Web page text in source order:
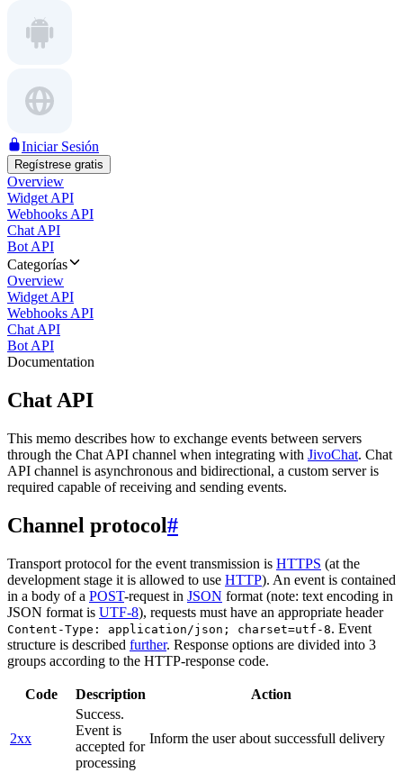
Iniciar Sesión
Regístrese gratis
Overview
Widget API
Webhooks API
Chat API
Bot API
Categorías
Overview
Widget API
Webhooks API
Chat API
Bot API
Documentation
Chat API
This memo describes how to exchange events between servers
through the Chat API channel when integrating with JivoChat. Chat
API channel is asynchronous and bidirectional, a custom server is
required capable of receiving and sending events.
Channel protocol#
Transport protocol for the event transmission is HTTPS (at the
development stage it is allowed to use HTTP). An event is contained
in a body of a POST-request in JSON format (note: text encoding in
JSON format is UTF-8), requests must have an appropriate header
Content-Type: application/json; charset=utf-8. Event
structure is described further. Response options are divided into 3
groups according to the HTTP-response code.
Code Description Action
2xx
Success.
Event is
accepted for
processing
Inform the user about successfull delivery